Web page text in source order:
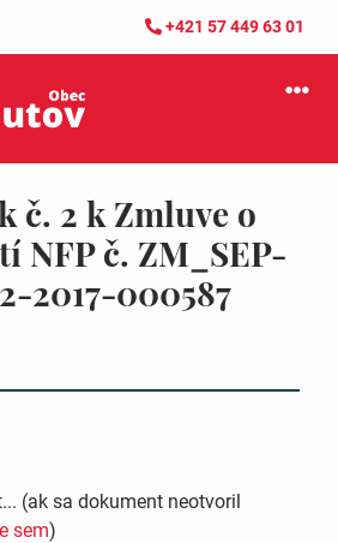
+421 57 449 63 01
č. 2 k Zmluve o
NFP č. ZM_SEP-
2017-000587
(ak sa dokument neotvoril
sem)